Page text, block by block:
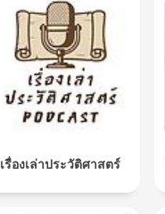
เรื่องเล่าประวัติศาสตร์